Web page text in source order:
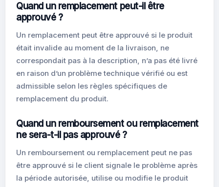
Quand un remplacement peut-il être
approuvé ?
Un remplacement peut être approuvé si le produit
était invalide au moment de la livraison, ne
correspondait pas à la description, n’a pas été livré
en raison d’un problème technique vérifié ou est
admissible selon les règles spécifiques de
remplacement du produit.
Quand un remboursement ou remplacement
ne sera-t-il pas approuvé ?
Un remboursement ou remplacement peut ne pas
être approuvé si le client signale le problème après
la période autorisée, utilise ou modifie le produit